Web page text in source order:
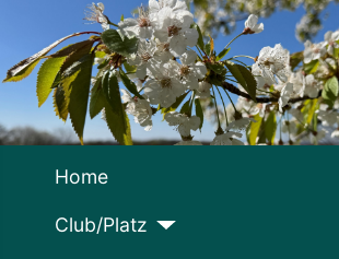
Home
Club/Platz